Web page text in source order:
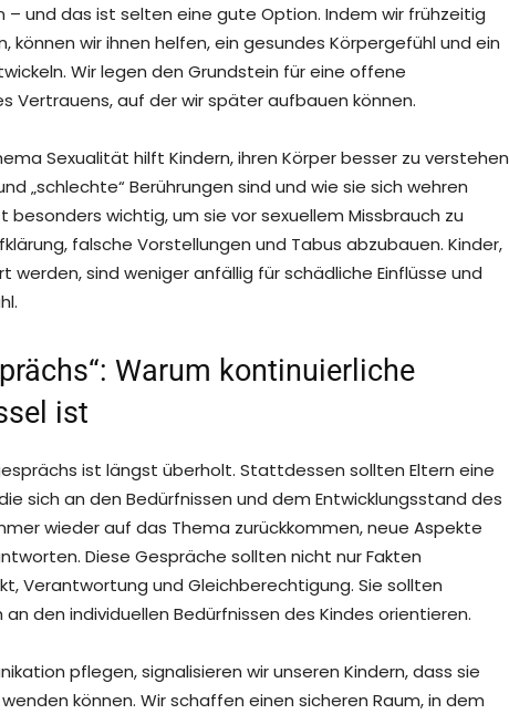
– und das ist selten eine gute Option. Indem wir frühzeitig
wir ihnen helfen, ein gesundes Körpergefühl und ein
Wir legen den Grundstein für eine offene
Vertrauens, auf der wir später aufbauen können.
Sexualität hilft Kindern, ihren Körper besser zu verstehen
„schlechte“ Berührungen sind und wie sie sich wehren
besonders wichtig, um sie vor sexuellem Missbrauch zu
falsche Vorstellungen und Tabus abzubauen. Kinder,
sind weniger anfällig für schädliche Einflüsse und
Warum kontinuierliche
ist
ist längst überholt. Stattdessen sollten Eltern eine
sich an den Bedürfnissen und dem Entwicklungsstand des
wieder auf das Thema zurückkommen, neue Aspekte
Diese Gespräche sollten nicht nur Fakten
Verantwortung und Gleichberechtigung. Sie sollten
den individuellen Bedürfnissen des Kindes orientieren.
pflegen, signalisieren wir unseren Kindern, dass sie
können. Wir schaffen einen sicheren Raum, in dem